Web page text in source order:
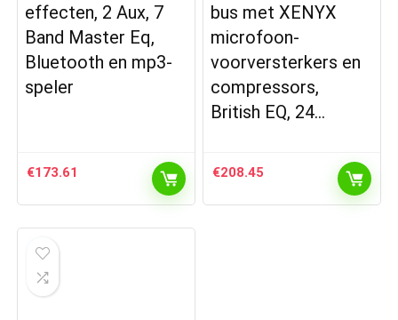
effecten, 2 Aux, 7
Band Master Eq,
Bluetooth en mp3-
speler
€173.61
bus met XENYX
microfoon-
voorversterkers en
compressors,
British EQ, 24…
€208.45